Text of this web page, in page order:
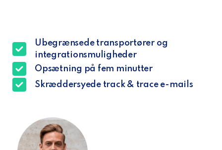
Ubegrænsede transportører og
integrationsmuligheder
Opsætning på fem minutter
Skræddersyede track & trace e-mails